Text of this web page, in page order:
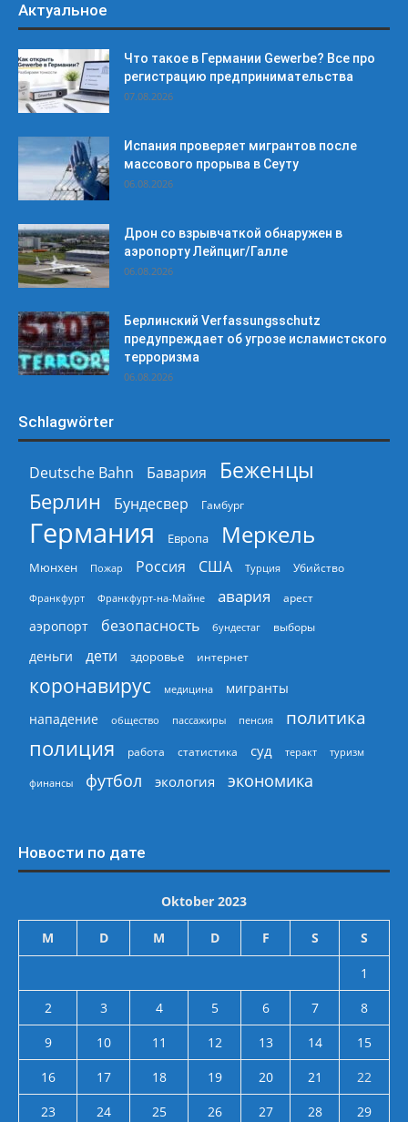
Актуальное
Что такое в Германии Gewerbe? Все про
регистрацию предпринимательства
07.08.2026
Испания проверяет мигрантов после
массового прорыва в Сеуту
06.08.2026
Дрон со взрывчаткой обнаружен в
аэропорту Лейпциг/Галле
06.08.2026
Берлинский Verfassungsschutz
предупреждает об угрозе исламистского
терроризма
06.08.2026
Schlagwörter
Deutsche Bahn Бавария
Беженцы
Берлин
Бундесвер Гамбург
Германия Европа Меркель
Мюнхен Пожар Россия США Турция Убийство
Франкфурт Франкфурт-на-Майне авария арест
аэропорт безопасность бундестаг выборы
деньги дети здоровье интернет
коронавирус медицина
мигранты
нападение
общество пассажиры пенсия политика
полиция работа статистика суд теракт туризм
финансы футбол экология экономика
Новости по дате
Oktober 2023
M D M D F S S
1
2
3 4 5 6 7
8
9
10 11 12 13 14
15
16
17 18 19 20 21
22
23
24 25 26 27 28 29